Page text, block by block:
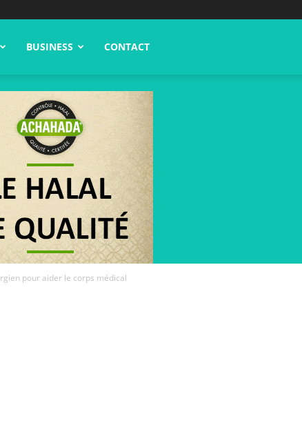
BUSINESS CONTACT
pour aider le corps médical